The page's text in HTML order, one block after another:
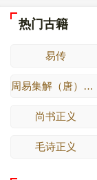
热门古籍
易传
周易集解（唐）李鼎祚
尚书正义
毛诗正义